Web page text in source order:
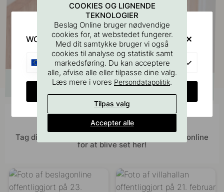
Bliv inspireret af andre
Tag dine billeder med #beslagonline & @beslagonline
for at blive set her!
COOKIES OG LIGNENDE
TEKNOLOGIER
Beslag Online bruger nødvendige
cookies for, at webstedet fungerer.
Med dit samtykke bruger vi også
cookies til analyse og statistik samt
markedsføring. Du kan acceptere
alle, afvise alle eller tilpasse dine valg.
Læs mere i vores Persondatapolitik.
Tilpas valg
Accepter alle
WOULD YOU RATHER VISIT?
EU